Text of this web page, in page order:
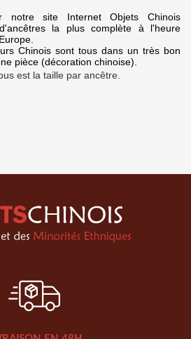
notre site Internet Objets Chinois
la plus complète à l'heure
Chinois sont tous dans un très bon
pièce (décoration chinoise).
est la taille par ancêtre.